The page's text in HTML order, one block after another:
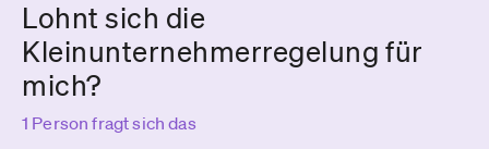
Lohnt sich die
Kleinunternehmerregelung für
mich?
1 Person fragt sich das